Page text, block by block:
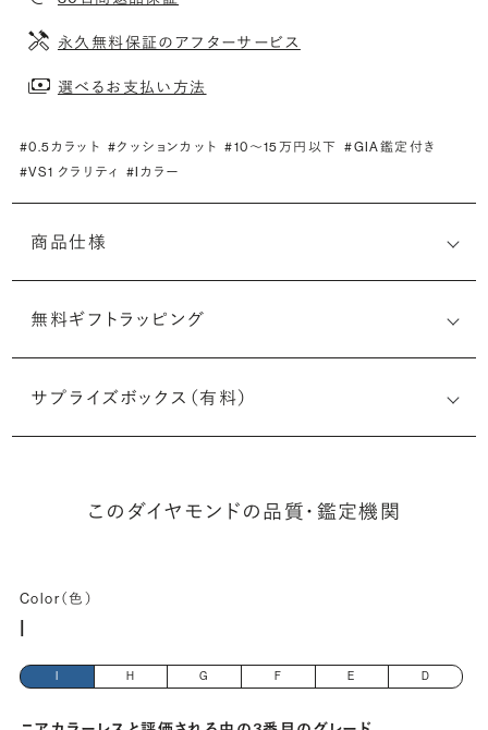
永久無料保証のアフターサービス
選べるお支払い方法
#0.5カラット #クッションカット #10〜15万円以下 #GIA鑑定付き
#VS1 クラリティ #Iカラー
商品仕様
無料ギフトラッピング
サプライズボックス（有料）
このダイヤモンドの品質・鑑定機関
Color（色）
I
H G F E D